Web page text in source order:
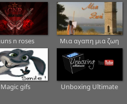
n roses Μια αγαπη μια ζωη
Μagic gifs Unboxing Ultimate